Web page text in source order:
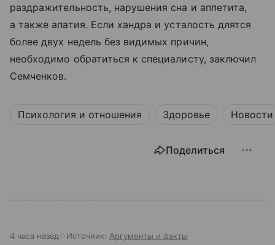
раздражительность, нарушения сна и аппетита,
а также апатия. Если хандра и усталость длятся
более двух недель без видимых причин,
необходимо обратиться к специалисту, заключил
Семченков.
Психология и отношения Здоровье Новости
Поделиться
4 часа назад Источник: Аргументы и факты